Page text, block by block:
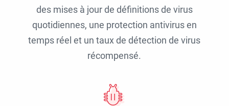
des mises à jour de définitions de virus
quotidiennes, une protection antivirus en
temps réel et un taux de détection de virus
récompensé.